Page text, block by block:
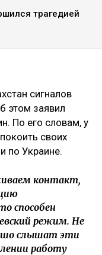
трагедией
сигналов
этом заявил
По его словам, у
своих
по Украине.
контакт,
способен
режим. Не
слышат эти
работу